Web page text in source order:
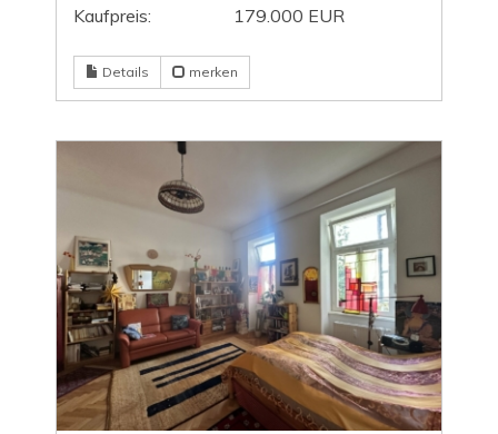
Kaufpreis:
179.000 EUR
Details merken